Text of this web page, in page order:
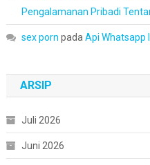
Pengalamanan Pribadi
sex porn pada Api Whatsapp
ARSIP
Juli 2026
Juni 2026